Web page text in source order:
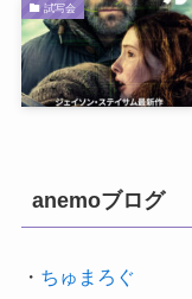
試写会
anemoブログ
・ ちゅまろぐ